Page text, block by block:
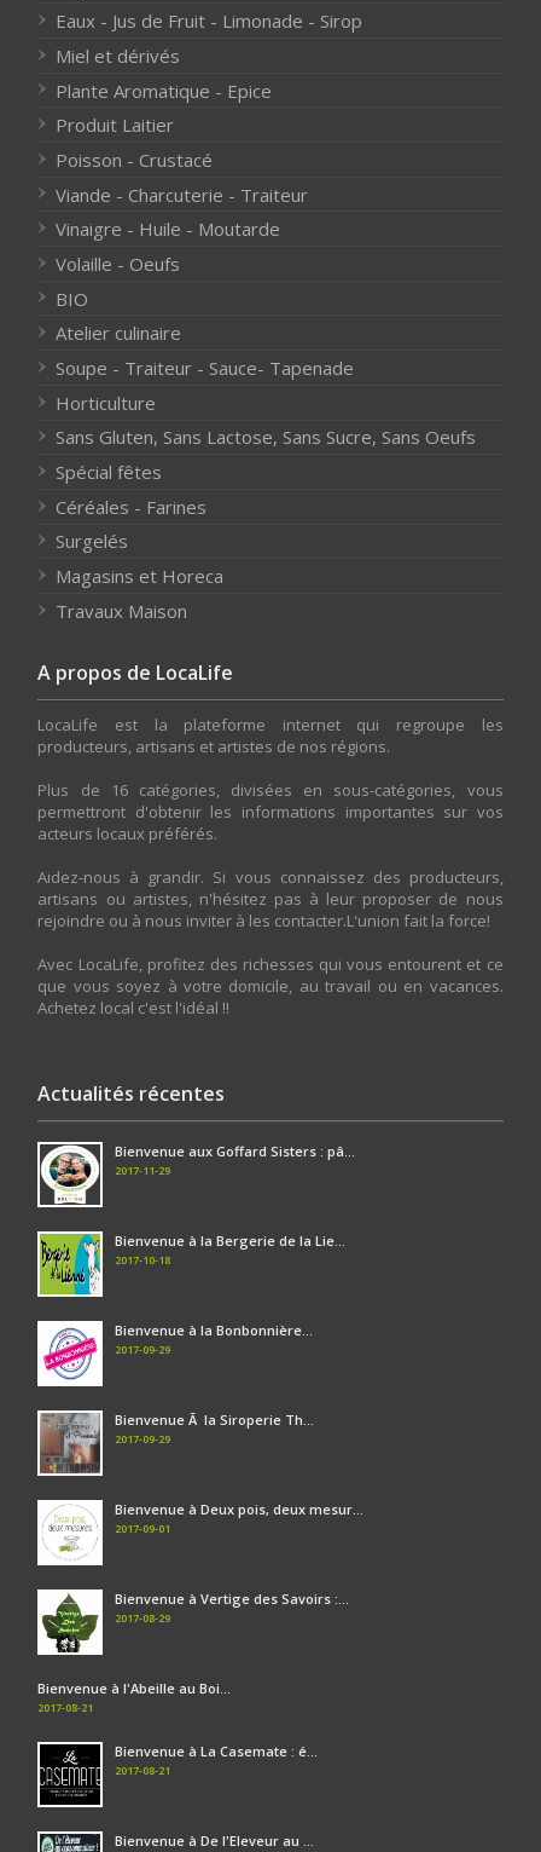
Eaux - Jus de Fruit - Limonade - Sirop
Miel et dérivés
Plante Aromatique - Epice
Produit Laitier
Poisson - Crustacé
Viande - Charcuterie - Traiteur
Vinaigre - Huile - Moutarde
Volaille - Oeufs
BIO
Atelier culinaire
Soupe - Traiteur - Sauce- Tapenade
Horticulture
Sans Gluten, Sans Lactose, Sans Sucre, Sans Oeufs
Spécial fêtes
Céréales - Farines
Surgelés
Magasins et Horeca
Travaux Maison
A propos de LocaLife
LocaLife est la plateforme internet qui regroupe les
producteurs, artisans et artistes de nos régions.
Plus de 16 catégories, divisées en sous-catégories, vous
permettront d'obtenir les informations importantes sur vos
acteurs locaux préférés.
Aidez-nous à grandir. Si vous connaissez des producteurs,
artisans ou artistes, n'hésitez pas à leur proposer de nous
rejoindre ou à nous inviter à les contacter.L'union fait la force!
Avec LocaLife, profitez des richesses qui vous entourent et ce
que vous soyez à votre domicile, au travail ou en vacances.
Achetez local c'est l'idéal !!
Actualités récentes
Bienvenue aux Goffard Sisters : pâ...
2017-11-29
Bienvenue à la Bergerie de la Lie...
2017-10-18
Bienvenue à la Bonbonnière...
2017-09-29
Bienvenue Ã la Siroperie Th...
2017-09-29
Bienvenue à Deux pois, deux mesur...
2017-09-01
Bienvenue à Vertige des Savoirs :...
2017-08-29
Bienvenue à l'Abeille au Boi...
2017-08-21
Bienvenue à La Casemate : é...
2017-08-21
Bienvenue à De l'Eleveur au ...